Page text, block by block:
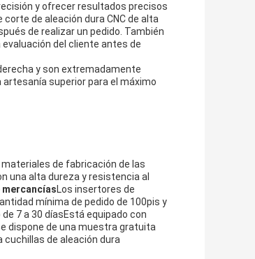
y ofrecer resultados precisos
de aleación dura CNC de alta
de realizar un pedido. También
del cliente antes de
y son extremadamente
superior para el máximo
materiales de fabricación de las
una alta dureza y resistencia al
Los insertores de
mínima de pedido de 100pis y
7 a 30 díasEstá equipado con
dispone de una muestra gratuita
cuchillas de aleación dura